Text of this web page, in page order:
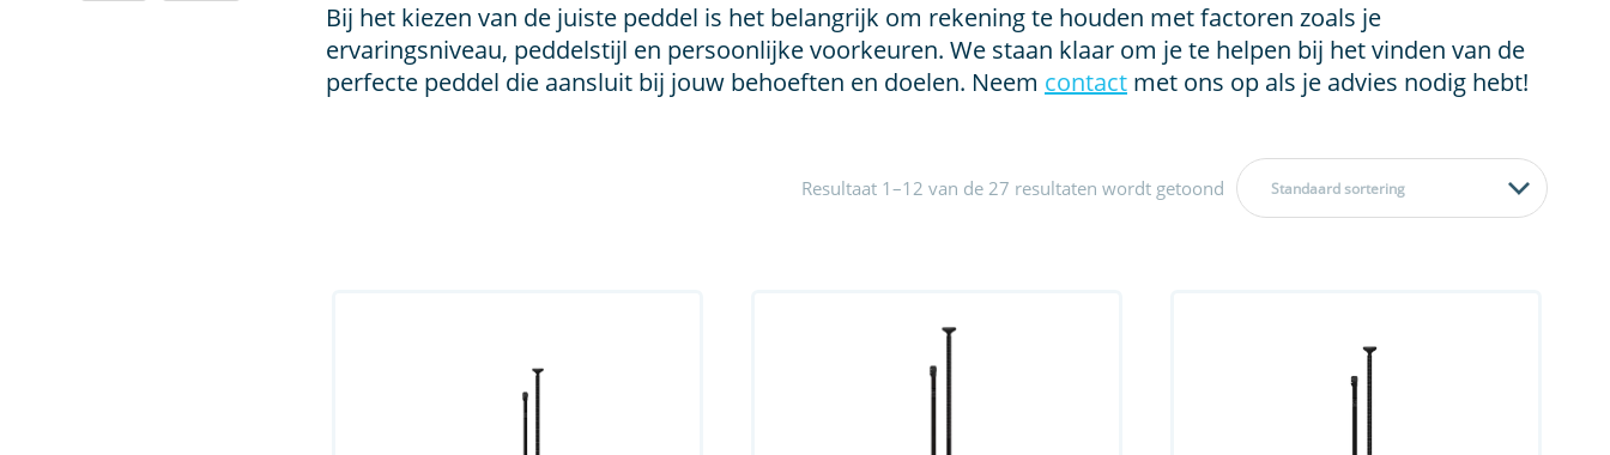
Bij het kiezen van de juiste peddel is het belangrijk om rekening te houden met factoren zoals je
ervaringsniveau, peddelstijl en persoonlijke voorkeuren. We staan klaar om je te helpen bij het vinden van de
perfecte peddel die aansluit bij jouw behoeften en doelen. Neem contact met ons op als je advies nodig hebt!
Resultaat 1–12 van de 27 resultaten wordt getoond Standaard sortering